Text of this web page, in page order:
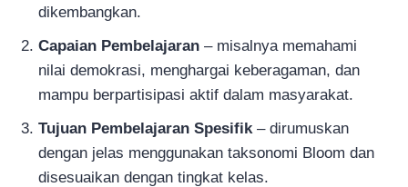
dikembangkan.
Capaian Pembelajaran – misalnya memahami
nilai demokrasi, menghargai keberagaman, dan
mampu berpartisipasi aktif dalam masyarakat.
Tujuan Pembelajaran Spesifik– dirumuskan
dengan jelas menggunakan taksonomi Bloom dan
disesuaikan dengan tingkat kelas.